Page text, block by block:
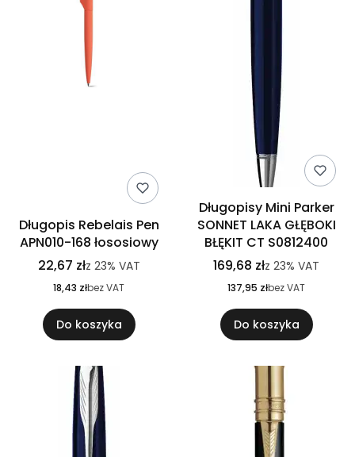
Długopis Rebelais Pen
APN010-168 łososiowy
22,67 złz 23% VAT
18,43 złbez VAT
Do koszyka
Długopisy Mini Parker
SONNET LAKA GŁĘBOKI
BŁĘKIT CT S0812400
169,68 złz 23% VAT
137,95 złbez VAT
Do koszyka